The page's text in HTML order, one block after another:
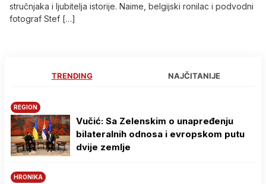
stručnjaka i ljubitelja istorije. Naime, belgijski ronilac i podvodni
fotograf Stef […]
TRENDING NAJČITANIJE
REGION
Vučić: Sa Zelenskim o unapređenju
bilateralnih odnosa i evropskom putu
dvije zemlje
HRONIKA